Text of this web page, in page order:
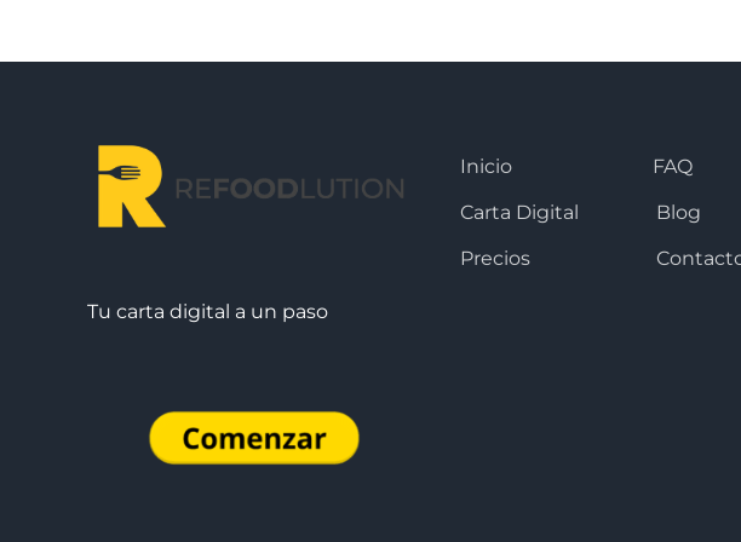
Tu carta digital a un paso
Inicio
FAQ
Carta Digital
Blog
Precios